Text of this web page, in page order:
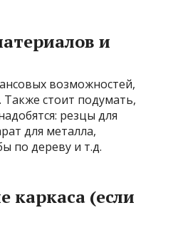
и
возможностей,
стоит подумать,
резцы для
для металла,
по дереву и т.д.
каркаса (если